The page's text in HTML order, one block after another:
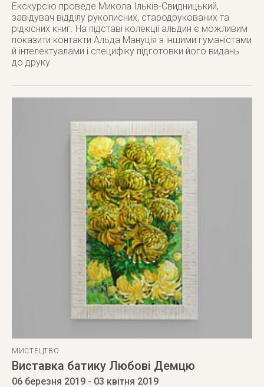
Екскурсію проведе Микола Ільків-Свидницький,
завідувач відділу рукописних, стародрукованих та
рідкісних книг. На підставі колекції альдин є можливим
показити контакти Альда Мануція з іншими гуманістами
й інтелектуалами і специфіку підготовки його видань
до друку
МИСТЕЦТВО
Виставка батику Любові Демцю
06 березня 2019 - 03 квітня 2019